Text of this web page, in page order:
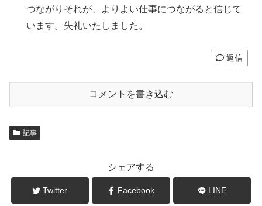
つながりそれが、よりよい仕事につながると信じて
います。失礼いたしました。
返信
コメントを書き込む
記事
シェアする
Twitter Facebook LINE